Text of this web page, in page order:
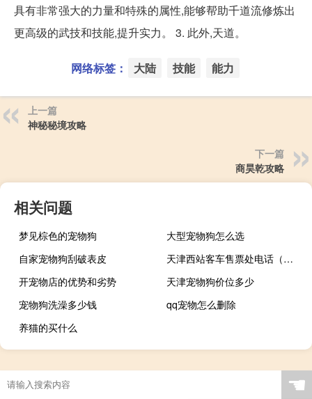
具有非常强大的力量和特殊的属性,能够帮助千道流修炼出
更高级的武技和技能,提升实力。 3. 此外,天道。
网络标签： 大陆 技能 能力
上一篇
神秘秘境攻略
下一篇
商昊乾攻略
相关问题
梦见棕色的宠物狗
大型宠物狗怎么选
自家宠物狗刮破表皮
天津西站客车售票处电话（天津西站客运站简介）
开宠物店的优势和劣势
天津宠物狗价位多少
宠物狗洗澡多少钱
qq宠物怎么删除
养猫的买什么
☚